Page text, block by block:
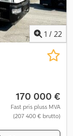
1 / 22
170 000 €
Fast pris pluss MVA
(207 400 € brutto)